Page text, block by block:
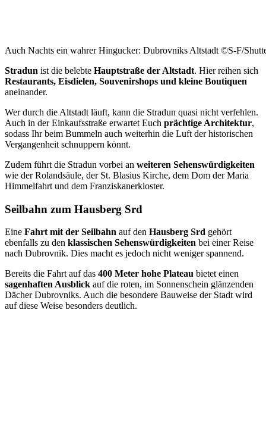
Auch Nachts ein wahrer Hingucker: Dubrovniks Altstadt ©S-F/
Stradun ist die belebte Hauptstraße der Altstadt. Hier reihen sich
Restaurants, Eisdielen, Souvenirshops und kleine Boutiquen
aneinander.
Wer durch die Altstadt läuft, kann die Stradun quasi nicht verfehlen.
Auch in der Einkaufsstraße erwartet Euch prächtige Architektur,
sodass Ihr beim Bummeln auch weiterhin die Luft der historischen
Vergangenheit schnuppern könnt.
Zudem führt die Stradun vorbei an weiteren Sehenswürdigkeiten
wie der Rolandsäule, der St. Blasius Kirche, dem Dom der Maria
Himmelfahrt und dem Franziskanerkloster.
Seilbahn zum Hausberg Srd
Eine Fahrt mit der Seilbahn auf den Hausberg Srd gehört
ebenfalls zu den klassischen Sehenswürdigkeiten bei einer Reise
nach Dubrovnik. Dies macht es jedoch nicht weniger spannend.
Bereits die Fahrt auf das 400 Meter hohe Plateau bietet einen
sagenhaften Ausblick auf die roten, im Sonnenschein glänzenden
Dächer Dubrovniks. Auch die besondere Bauweise der Stadt wird
auf diese Weise besonders deutlich.